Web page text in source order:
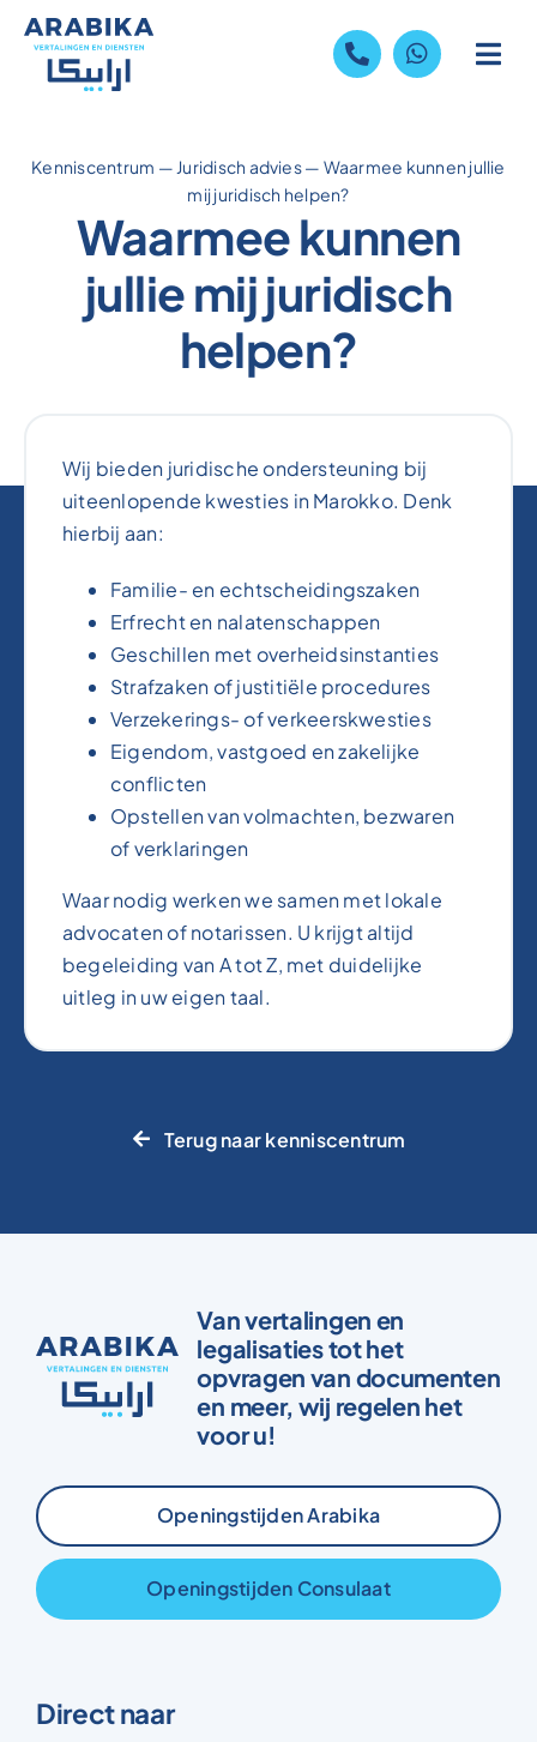
Skip
content
Kenniscentrum — Juridisch advies— Waarmee kunnen jullie
mij juridisch helpen?
Waarmee kunnen
jullie mij juridisch
helpen?
Wij bieden juridische ondersteuning bij
uiteenlopende kwesties in Marokko. Denk
hierbij aan:
Familie- en echtscheidingszaken
Erfrecht en nalatenschappen
Geschillen met overheidsinstanties
Strafzaken of justitiële procedures
Verzekerings- of verkeerskwesties
Eigendom, vastgoed en zakelijke
conflicten
Opstellen van volmachten, bezwaren
of verklaringen
Waar nodig werken we samen met lokale
advocaten of notarissen. U krijgt altijd
begeleiding van A tot Z, met duidelijke
uitleg in uw eigen taal.
Terug naar kenniscentrum
Van vertalingen en
legalisaties tot het
opvragen van documenten
en meer, wij regelen het
voor u!
Openingstijden Arabika
Openingstijden Consulaat
Direct naar